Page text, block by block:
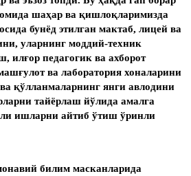
шаҳар ва қишлоқларимизда
бунёд этилган мактаб, лицей ва
уларнинг моддий-техник
илғор педагогик ва ахборот
ва лаборатория хоналарини
қўлланмаларнинг янги авлодини
тайёрлаш йўлида амалга
ишларни айтиб ўтиш ўринли
билим масканларида